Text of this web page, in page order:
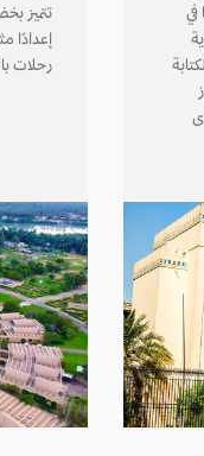
في
تتميز
إعدادًا
رحلات